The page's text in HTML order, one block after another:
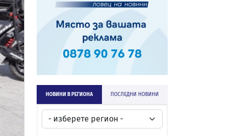
НОВИНИ В РЕГИОНА ПОСЛЕДНИ НОВИНИ